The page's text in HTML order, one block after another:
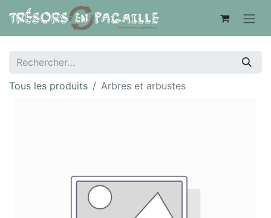
Tous les produits Arbres et arbustes